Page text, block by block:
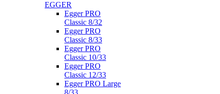
EGGER
Egger PRO
Classic 8/32
Egger PRO
Classic 8/33
Egger PRO
Classic 10/33
Egger PRO
Classic 12/33
Egger PRO Large
8/33